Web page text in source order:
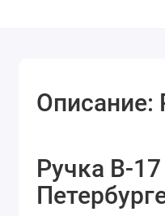
Описание:
Ручка В-